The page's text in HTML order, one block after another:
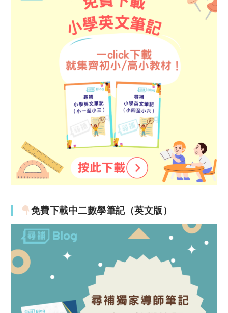
免費下載中二數學筆記（英文版）